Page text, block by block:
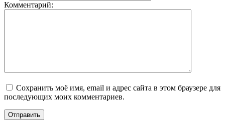
Комментарий:
Сохранить моё имя, email и адрес сайта в этом браузере для
последующих моих комментариев.